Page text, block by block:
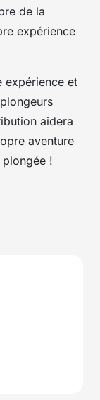
de la
expérience
expérience et
aidera
aventure
!